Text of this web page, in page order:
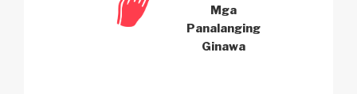
Mga
Panalanging
Ginawa